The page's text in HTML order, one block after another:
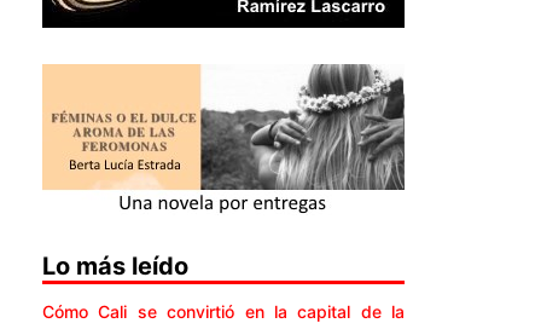
Lo más leído
Cómo Cali se convirtió en la capital de la